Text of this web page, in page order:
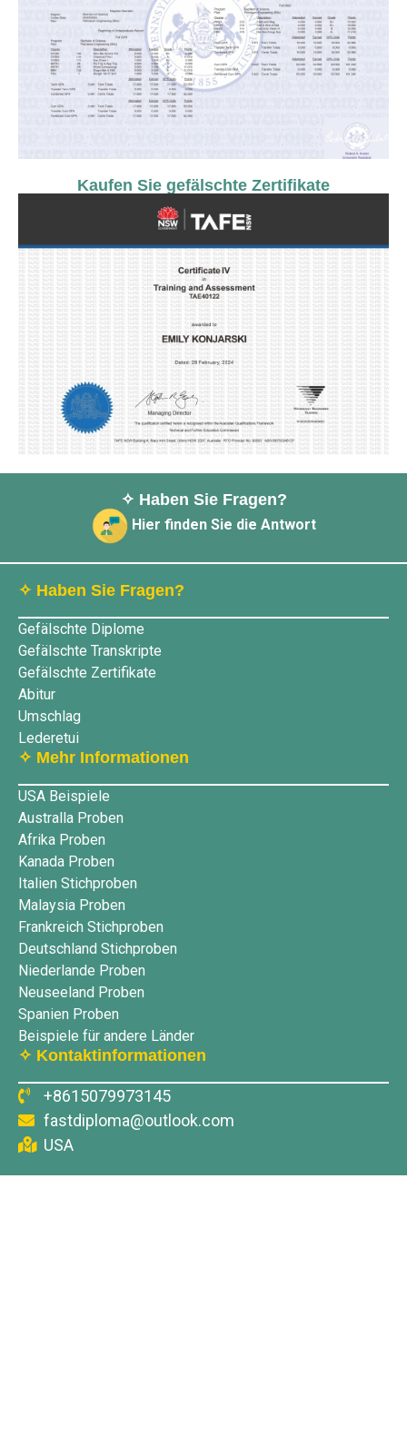
Kaufen Sie gefälschte Zertifikate
✧ Haben Sie Fragen?
Hier finden Sie die Antwort
✧ Haben Sie Fragen?
Gefälschte Diplome
Gefälschte Transkripte
Gefälschte Zertifikate
Abitur
Umschlag
Lederetui
✧ Mehr Informationen
USA Beispiele
Australla Proben
Afrika Proben
Kanada Proben
Italien Stichproben
Malaysia Proben
Frankreich Stichproben
Deutschland Stichproben
Niederlande Proben
Neuseeland Proben
Spanien Proben
Beispiele für andere Länder
✧ Kontaktinformationen
+8615079973145
fastdiploma@outlook.com
USA